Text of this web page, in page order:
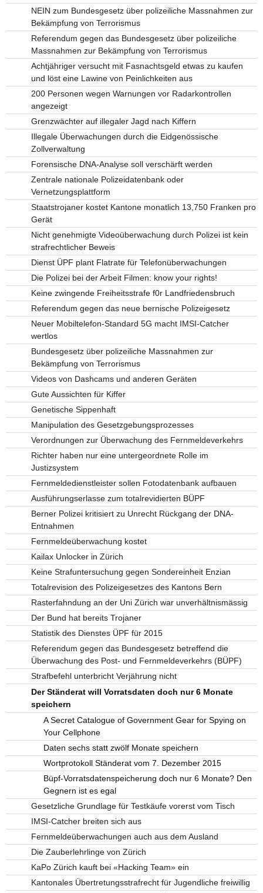
NEIN zum Bundesgesetz über polizeiliche Massnahmen zur
Bekämpfung von Terrorismus
Referendum gegen das Bundesgesetz über polizeiliche
Massnahmen zur Bekämpfung von Terrorismus
Achtjähriger versucht mit Fasnachtsgeld etwas zu kaufen
und löst eine Lawine von Peinlichkeiten aus
200 Personen wegen Warnungen vor Radarkontrollen
angezeigt
Grenzwächter auf illegaler Jagd nach Kiffern
Illegale Überwachungen durch die Eidgenössische
Zollverwaltung
Forensische DNA-Analyse soll verschärft werden
Zentrale nationale Polizeidatenbank oder
Vernetzungsplattform
Staatstrojaner kostet Kantone monatlich 13,750 Franken pro
Gerät
Nicht genehmigte Videoüberwachung durch Polizei ist kein
strafrechtlicher Beweis
Dienst ÜPF plant Flatrate für Telefonüberwachungen
Die Polizei bei der Arbeit Filmen: know your rights!
Keine zwingende Freiheitsstrafe f0r Landfriedensbruch
Referendum gegen das neue bernische Polizeigesetz
Neuer Mobiltelefon-Standard 5G macht IMSI-Catcher
wertlos
Bundesgesetz über polizeiliche Massnahmen zur
Bekämpfung von Terrorismus
Videos von Dashcams und anderen Geräten
Gute Aussichten für Kiffer
Genetische Sippenhaft
Manipulation des Gesetzgebungsprozesses
Verordnungen zur Überwachung des Fernmeldeverkehrs
Richter haben nur eine untergeordnete Rolle im
Justizsystem
Fernmeldedienstleister sollen Fotodatenbank aufbauen
Ausführungserlasse zum totalrevidierten BÜPF
Berner Polizei kritisiert zu Unrecht Rückgang der DNA-
Entnahmen
Fernmeldeüberwachung kostet
Kailax Unlocker in Zürich
Keine Strafuntersuchung gegen Sondereinheit Enzian
Totalrevision des Polizeigesetzes des Kantons Bern
Rasterfahndung an der Uni Zürich war unverhältnismässig
Der Bund hat bereits Trojaner
Statistik des Dienstes ÜPF für 2015
Referendum gegen das Bundesgesetz betreffend die
Überwachung des Post- und Fernmeldeverkehrs (BÜPF)
Strafbefehl unterbricht Verjährung nicht
Der Ständerat will Vorratsdaten doch nur 6 Monate
speichern
A Secret Catalogue of Government Gear for Spying on
Your Cellphone
Daten sechs statt zwölf Monate speichern
Wortprotokoll Ständerat vom 7. Dezember 2015
Büpf-Vorratsdatenspeicherung doch nur 6 Monate? Den
Gegnern ist es egal
Gesetzliche Grundlage für Testkäufe vorerst vom Tisch
IMSI-Catcher breiten sich aus
Fernmeldeüberwachungen auch aus dem Ausland
Die Zauberlehrlinge von Zürich
KaPo Zürich kauft bei «Hacking Team» ein
Kantonales Übertretungsstrafrecht für Jugendliche freiwillig